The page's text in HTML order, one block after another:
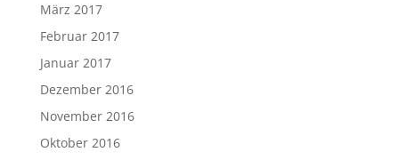
März 2017
Februar 2017
Januar 2017
Dezember 2016
November 2016
Oktober 2016